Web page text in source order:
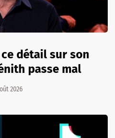
détail sur son
passe mal
2026